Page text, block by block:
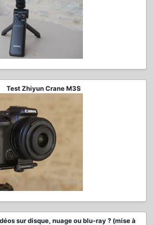
Test Zhiyun Crane M3S
sur disque, nuage ou blu-ray ? (mise à